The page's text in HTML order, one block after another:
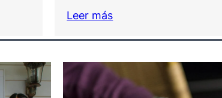
Leer más